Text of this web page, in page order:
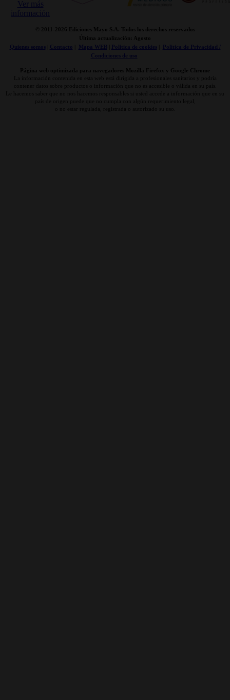
© 2011- 2026 Ediciones Mayo S.A. Todos los derechos reservados
Última actualización: Agosto
Quienes somos| Contacto Mapa WEB| Politica de cookies|
Politica de Privacidad /
Condiciones de uso
Página web optimizada para navegadores Mozilla Firefox y Google Chrome
La información contenida en esta web está dirigida a profesionales sanitarios y podría
contener datos sobre productos o información que no es accesible o válida en su país.
Le hacemos saber que no nos hacemos responsables si usted accede a información que en su
país de origen puede que no cumpla con algún requerimiento legal,
o no estar regulada, registrada o autorizado su uso.